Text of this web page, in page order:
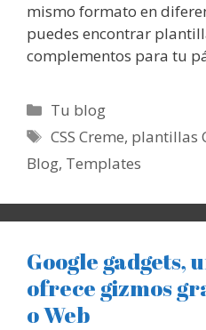
mismo formato en
puedes encontrar
complementos para tu
Categorías
Tu blog
Etiquetas
CSS Creme, plantillas
Blog, Templates
Google gadgets,
ofrece gizmos
o Web